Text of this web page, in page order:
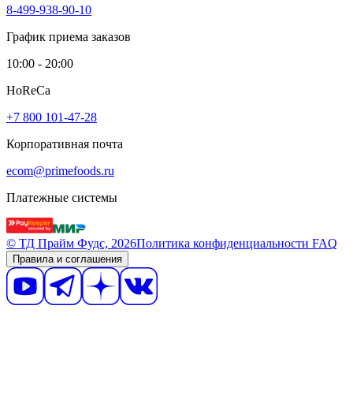
8-499-938-90-10
График приема заказов
10:00 - 20:00
HoReCa
+7 800 101-47-28
Корпоративная почта
ecom@primefoods.ru
Платежные системы
© ТД Прайм Фудс, 2026Политика конфиденциальности FAQ
Правила и соглашения